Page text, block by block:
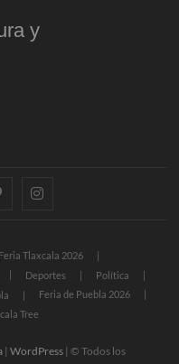
y
pinterestinstagram
Feria Tlaxcala 2026
Deportes
Política
Feria de Puebla 2026
Tree
|WordPress | © Todos los